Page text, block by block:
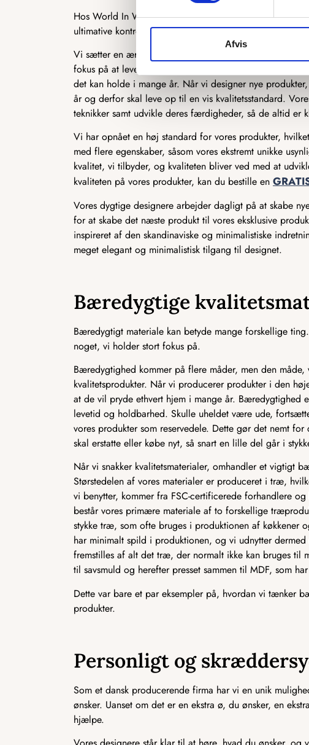
Afvis
Hos World In Wood kommer kvalitet først. Alle vores
ultimative kontrol over kvaliteten på de produkter, vi
Vi sætter en ære og stolthed i selv at producere vores
fokus på at levere et produkt, som først og fremmest
det kan holde i mange år. Når vi designer nye
år og derfor skal leve op til en vis kvalitetsstandard.
teknikker samt udvikle deres færdigheder, så de altid er
Vi har opnået en høj standard for vores produkter,
med flere egenskaber, såsom vores ekstremt unikke
kvalitet, vi tilbyder, og kvaliteten bliver ved med at
kvaliteten på vores produkter, kan du bestille en
Vores dygtige designere arbejder dagligt på at skabe
for at skabe det næste produkt til vores eksklusive
inspireret af den skandinaviske og minimalistiske
meget elegant og minimalistisk tilgang til designet.
Bæredygtige
Bæredygtigt materiale kan betyde mange forskellige
noget, vi holder stort fokus på.
Bæredygtighed kommer på flere måder, men den
kvalitetsprodukter. Når vi producerer produkter i den
at de vil pryde ethvert hjem i mange år.
levetid og holdbarhed. Skulle uheldet være ude,
vores produkter som reservedele. Dette gør det nemt
skal erstatte eller købe nyt, så snart en lille del går i
Når vi snakker kvalitetsmaterialer, omhandler et vigtigt
Størstedelen af vores materialer er produceret i træ,
vi benytter, kommer fra FSC-certificerede forhandlere
består vores primære materiale af to forskellige
stykke træ, som ofte bruges i produktionen af
har minimalt spild i produktionen, og vi udnytter
fremstilles af alt det træ, der normalt ikke kan bruges til
til savsmuld og herefter presset sammen til MDF, som
Dette var bare et par eksempler på, hvordan vi tænker
produkter.
Personligt og
Som et dansk producerende firma har vi en unik
ønsker. Uanset om det er en ekstra ø, du ønsker, en
hjælpe.